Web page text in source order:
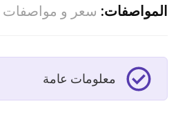
المواصفات: سعر و مواصفات Infinix Hot 40
معلومات عامة